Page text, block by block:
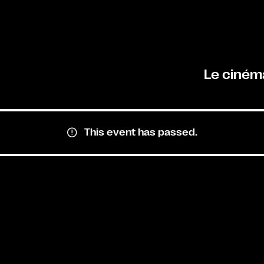
Le
This event has passed.